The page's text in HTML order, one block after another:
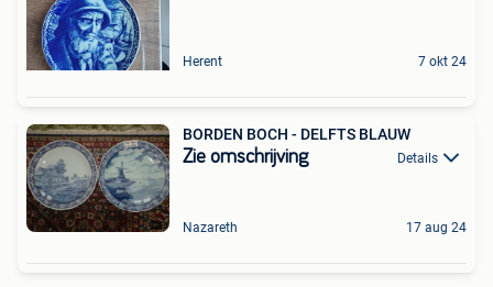
Herent 7 okt 24
BORDEN BOCH - DELFTS BLAUW
Zie omschrijving Details
Nazareth 17 aug 24